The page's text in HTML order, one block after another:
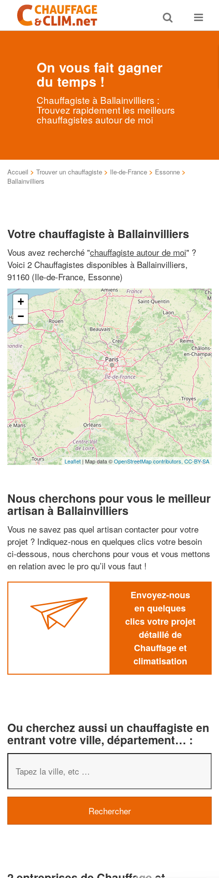
Toggle
search
Toggle
On vous fait gagner
du temps !
Chauffagiste à Ballainvilliers :
Trouvez rapidement les meilleurs
chauffagistes autour de moi
Accueil > Trouver un chauffagiste > Ile-de-France > Essonne >
Ballainvilliers
Votre chauffagiste à Ballainvilliers
Vous avez recherché "chauffagiste autour de moi" ?
Voici 2 Chauffagistes disponibles à Ballainvilliers,
91160 (Ile-de-France, Essonne)
+
−
Leaflet | Map data ©OpenStreetMap contributors, CC-BY-SA
Nous cherchons pour vous le meilleur
artisan à Ballainvilliers
Vous ne savez pas quel artisan contacter pour votre
projet ? Indiquez-nous en quelques clics votre besoin
ci-dessous, nous cherchons pour vous et vous mettons
en relation avec le pro qu’il vous faut !
Envoyez-nous
en quelques
clics votre projet
détaillé de
Chauffage et
climatisation
Ou cherchez aussi un chauffagiste en
entrant votre ville, département… :